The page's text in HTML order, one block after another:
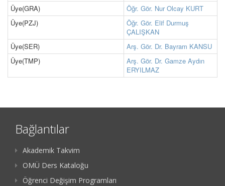
Üye(GRA)
Öğr. Gör. Nur Olcay KURT
Üye(PZJ)
Öğr. Gör. Elif Durmuş
ÇALIŞKAN
Üye(SER)
Arş. Gör. Dr. Bayram KANSU
Üye(TMP)
Arş. Gör. Dr. Gamze Aydın
ERYILMAZ
Bağlantılar
Akademik Takvim
OMÜ Ders Kataloğu
Öğrenci Değişim Programları